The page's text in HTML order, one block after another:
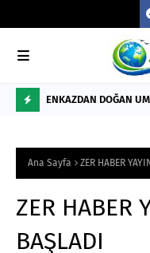
L
ENKAZDAN DOĞAN
HİKÂYESİ
Ana Sayfa ZER HABER
ZER HABER
BAŞLADI